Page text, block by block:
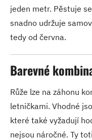
jeden metr. Pěstuje
snadno udržuje
tedy od června.
Barevné
Růže lze na záhonu
letničkami. Vhodné
které také vyžadují
nejsou náročné. Ty